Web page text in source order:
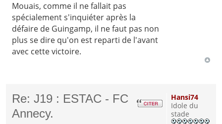
Mouais, comme il ne fallait pas
spécialement s'inquiéter après la
défaire de Guingamp, il ne faut pas non
plus se dire qu'on est reparti de l'avant
avec cette victoire.
Re: J19 : ESTAC - FC
Annecy.
Hansi74
Idole du
stade